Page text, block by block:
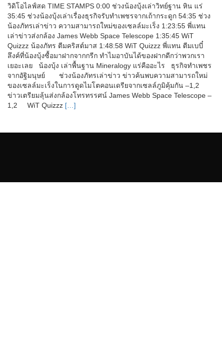
วิดิโอไลฟ์สด TIME STAMPS 0:00 ช่วงน้องบุ้งเล่าวิทย์ฐาน หิน แร่
35:45 ช่วงน้องบุ้งเล่าเรื่องธุรกิจรับทำเพชรจากเถ้ากระดูก 54:35 ช่วง
น้องภัทรเล่าข่าว ความสามารถใหม่ของเซลล์มะเร็ง 1:23:55 พี่แทน
เล่าข่าวส่งกล้อง James Webb Space Telescope 1:35:45 WiT
Quizzz น้องภัทร ตีมคริสต์มาส 1:48:58 WiT Quizzz พี่แทน ตีมเบบี๋
ลึงค์ที่น้องบุ้งซื้อมาฝากจากกรีก ทำไมอาบันได้ของฝากดีกว่าพวกเรา
เยอะเลย น้องบุ้ง เล่าพื้นฐาน Mineralogy แร่คืออะไร ธุรกิจทำเพชร
จากอัฐิมนุษย์ ช่วงน้องภัทรเล่าข่าว ข่าวค้นพบความสามารถใหม่
ของเซลล์มะเร็งในการดูดไมโตคอนเดรียจากเซลล์ภูมิคุ้มกัน –1,2
ข่าวเตรียมลุ้นส่งกล้องโทรทรรศน์ James Webb Space Telescope –
1,2 WiT Quizzz […]